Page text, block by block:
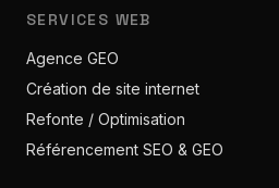
SERVICES WEB
Agence GEO
Création de site internet
Refonte / Optimisation
Référencement SEO & GEO